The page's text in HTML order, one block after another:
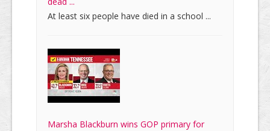
At least six people have died in a school ...
Marsha Blackburn wins GOP primary for